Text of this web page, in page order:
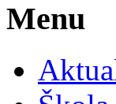
Menu